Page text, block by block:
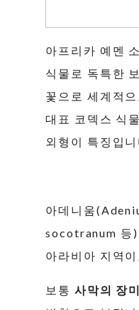
아프리카 예멘
식물로 독특한
꽃으로 세계적
대표 코덱스 식
외형이 특징입니
아데니움
socotranum 등)
아라비아 지역이
보통 사막의 장